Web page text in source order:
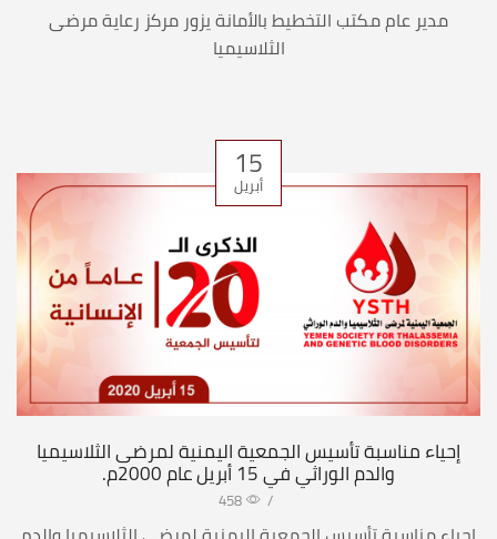
مدير عام مكتب التخطيط بالأمانة يزور مركز رعاية مرضى
الثلاسيميا
15
أبريل
إحياء مناسبة تأسيس الجمعية اليمنية لمرضى الثلاسيميا
والدم الوراثي في 15 أبريل عام 2000م.
/
458